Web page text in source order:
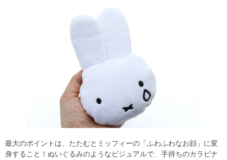
最大のポイントは、たたむとミッフィーの「ふわふわなお顔」に変
身すること！ぬいぐるみのようなビジュアルで、手持ちのカラビナ